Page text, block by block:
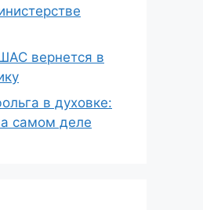
вернется в
в духовке:
самом деле